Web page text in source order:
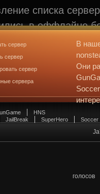
списка
в оффлайне
не участвуют.
.
сервер
сервер
сервер
сервера
В
Они
HNS
JailBreak SuperHero Soccer
голосов